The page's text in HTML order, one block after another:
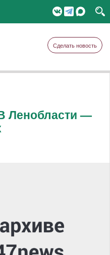
Сделать новость
Ленобласти —